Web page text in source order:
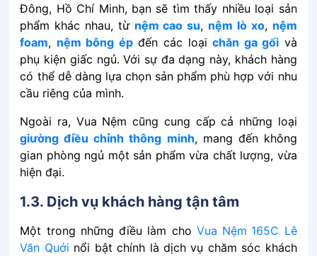
Đông, Hồ Chí Minh, bạn͏͏ sẽ͏͏ tìm͏͏ thấy͏͏ nhiều͏͏ loại͏͏ sản͏͏
phẩm͏͏ khác͏͏ nhau,͏͏ từ͏͏ nệm͏͏ cao͏͏ su,͏͏ nệm͏͏ lò͏͏ xo,͏͏ nệm͏͏
foam,͏͏ nệm͏͏ bông͏͏ ép͏͏đến͏͏ các loạichăn͏͏ ga͏͏ gối͏͏ và͏͏
phụ͏͏ kiện͏͏ giấc͏͏ ngủ.͏͏ Với͏͏ sự͏͏ đa͏͏ dạng͏͏ này,͏͏ khách͏͏ hàng͏͏
có͏͏ thể͏͏ dễ͏͏ dàng͏͏ lựa͏͏ chọn͏͏ sản͏͏ phẩm͏͏ phù͏͏ hợp͏͏ với͏͏ nhu͏͏
cầu͏͏ riêng͏͏ của͏͏ mình.
Ngoài͏͏ ra,͏͏ Vua͏͏ Nệm͏͏ cũng͏͏ cung͏͏ cấp͏͏ cả͏͏ những͏͏ loại͏͏
giường͏͏ điều͏͏ chỉnh͏͏ thông͏͏ minh,͏͏ mang͏͏ đến͏͏ không͏͏
gian͏͏ phòng͏͏ ngủ͏͏ một͏͏ sản͏͏ phẩm͏͏ vừa͏͏ chất͏͏ lượng,͏͏ vừa͏͏
hiện͏͏ đại.
1.3. Dịch͏͏ vụ͏͏ khách͏͏ hàng͏͏ tận͏͏ tâm
Một͏͏ trong͏͏ những͏͏ điều͏͏ làm͏͏ cho͏͏ Vua Nệm 165C Lê
Văn Quới nổi͏͏ bật͏͏ chính͏͏ là͏͏ dịch͏͏ vụ͏͏ chăm͏͏ sóc͏͏ khách͏͏